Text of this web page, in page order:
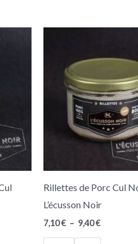
Rillettes de Porc Cul
L’écusson Noir
7,10€ – 9,40€
9,40 €